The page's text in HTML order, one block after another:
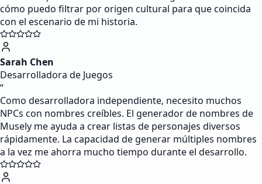
cómo puedo filtrar por origen cultural para que coincida
con el escenario de mi historia.
Sarah Chen
Desarrolladora de Juegos
“
Como desarrolladora independiente, necesito muchos
NPCs con nombres creíbles. El generador de nombres de
Musely me ayuda a crear listas de personajes diversos
rápidamente. La capacidad de generar múltiples nombres
a la vez me ahorra mucho tiempo durante el desarrollo.